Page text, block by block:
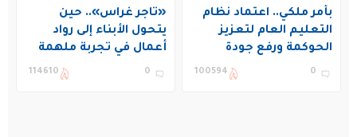
بأمر ملكي.. اعتماد نظام
التعليم العام لتعزيز
الحوكمة ورفع جودة
التعليم في المملكة
0
100594
«تاجر غراس».. حين
يتحول الأبناء إلى رواد
أعمال في تجربة ملهمة
بنادي غراس الصيفي
0
114610